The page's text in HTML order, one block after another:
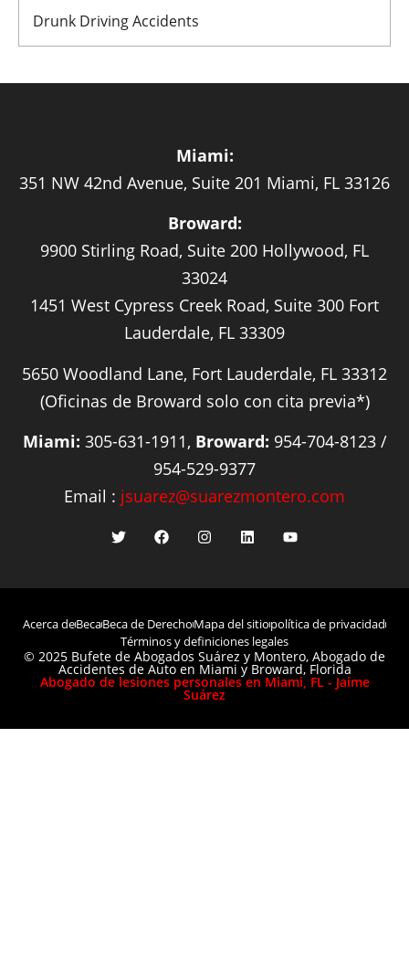
Drunk Driving Accidents
Miami:
351 NW 42nd Avenue, Suite 201 Miami, FL 33126
Broward:
9900 Stirling Road, Suite 200 Hollywood, FL
33024
1451 West Cypress Creek Road, Suite 300 Fort
Lauderdale, FL 33309
5650 Woodland Lane, Fort Lauderdale, FL 33312
(Oficinas de Broward solo con cita previa*)
Miami: 305-631-1911, Broward: 954-704-8123 /
954-529-9377
Email : jsuarez@suarezmontero.com
Acerca deBecaBeca de DerechoMapa del sitiopolítica de privacidad
Términos y definiciones legales
© 2025 Bufete de Abogados Suárez y Montero, Abogado de
Accidentes de Auto en Miami y Broward, Florida
Abogado de lesiones personales en Miami, FL - Jaime
Suárez